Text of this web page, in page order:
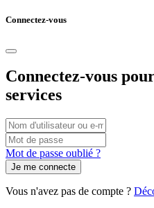
Connectez-vous
Connectez-vous
services
Connexion
par
nom
d'utilisateur/adresse
e-
mail
Vous
pouvez
utiliser
votre
nom
Mot
de
passe
Mot de passe oublié ?
Vous n'avez pas de compte ?